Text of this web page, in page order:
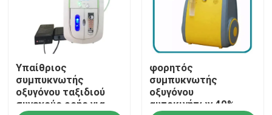
συμπυκνωτής οξυγόνου ταξιδιού
υψηλός συμπυκνωτής οξυγόνου ροής
Φορητές Nebulizer μηχανές
Υπαίθριος
συμπυκνωτής
οξυγόνου ταξιδιού
συνεχούς ροής για
φορητός
συμπυκνωτής
οξυγόνου
αυτοκινήτων 40%